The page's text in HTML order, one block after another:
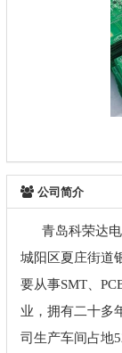
公司简介
青岛科荣达电
城阳区夏庄街道
要从事SMT、
业，拥有二十多
司生产车间占地